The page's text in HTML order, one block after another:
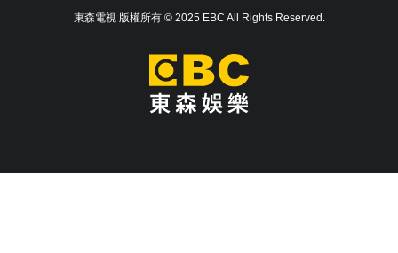
東森電視 版權所有 © 2025 EBC All Rights Reserved.